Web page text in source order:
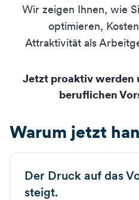
Wir zeigen Ihnen, wie
optimieren,
Attraktivität als
Jetzt proaktiv werden
beruflichen
Warum jetzt
Der Druck auf das
steigt.